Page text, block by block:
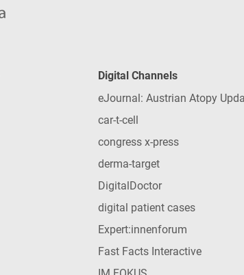
Digital Channels
eJournal: Austrian Atopy
car-t-cell
congress x-press
derma-target
DigitalDoctor
digital patient cases
Expert:innenforum
Fast Facts Interactive